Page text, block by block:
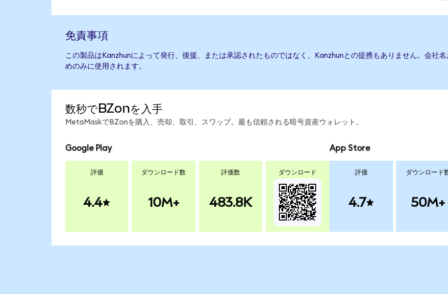
免責事項
この製品はKanzhunによって発行、後援、または承認されたものではなく、Kanzhunとの提携もありません。会社
めのみに使用されます。
数秒でBZonを入手
MetaMaskでBZonを購入、売却、取引、スワップ。最も信頼される暗号資産ウォレット。
Google Play
評価
4.4
ダウンロード数
10M+
評価数
483.8K
ダウンロード
App Store
評価
4.7
ダウンロード
50M+